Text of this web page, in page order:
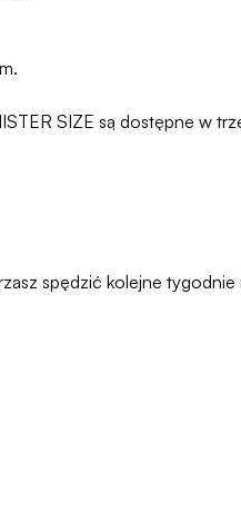
SIZE są dostępne w
spędzić kolejne tygodnie